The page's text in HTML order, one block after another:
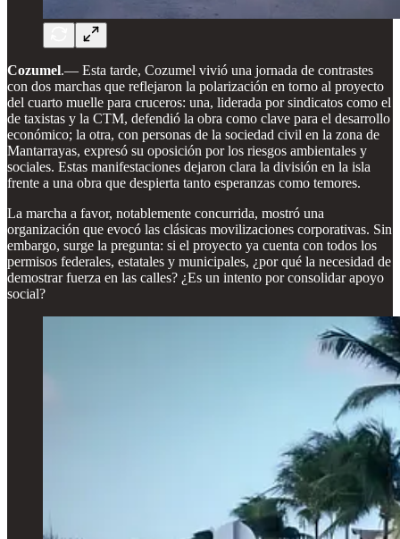
Cozumel.— Esta tarde, Cozumel vivió una jornada de contrastes
con dos marchas que reflejaron la polarización en torno al proyecto
del cuarto muelle para cruceros: una, liderada por sindicatos como el
de taxistas y la CTM, defendió la obra como clave para el desarrollo
económico; la otra, con personas de la sociedad civil en la zona de
Mantarrayas, expresó su oposición por los riesgos ambientales y
sociales. Estas manifestaciones dejaron clara la división en la isla
frente a una obra que despierta tanto esperanzas como temores.
La marcha a favor, notablemente concurrida, mostró una
organización que evocó las clásicas movilizaciones corporativas. Sin
embargo, surge la pregunta: si el proyecto ya cuenta con todos los
permisos federales, estatales y municipales, ¿por qué la necesidad de
demostrar fuerza en las calles? ¿Es un intento por consolidar apoyo
social?